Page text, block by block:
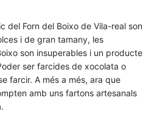
del Forn del Boixo de Vila-real son
i de gran tamany, les
son insuperables i un producte
ser farcides de xocolata o
farcir. A més a més, ara que
amb uns fartons artesanals